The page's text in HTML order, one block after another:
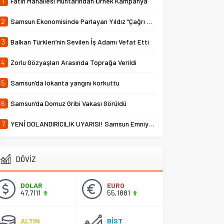
2 Samsun Ekonomisinde Parlayan Yıldız “Çağrı Temper”
3 Balkan Türkleri’nin Sevilen İş Adamı Vefat Etti
4 Zorlu Gözyaşları Arasında Toprağa Verildi
5 Samsun’da lokanta yangını korkuttu
6 Samsun’da Domuz Gribi Vakası Görüldü
7 YENİ DOLANDIRICILIK UYARISI! Samsun Emniyet Müdürlüğü Uyardı
DÖVİZ
DOLAR
47,7111
EURO
55,1881
ALTIN
BİST